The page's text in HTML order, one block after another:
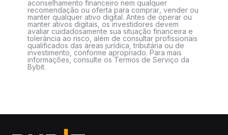
aconselhamento financeiro nem qualquer
recomendação ou oferta para comprar, vender ou
manter qualquer ativo digital. Antes de operar ou
manter ativos digitais, os investidores devem
avaliar cuidadosamente sua situação financeira e
tolerância ao risco, além de consultar profissionais
qualificados das áreas jurídica, tributária ou de
investimento, conforme apropriado. Para mais
informações, consulte os Termos de Serviço da
Bybit.